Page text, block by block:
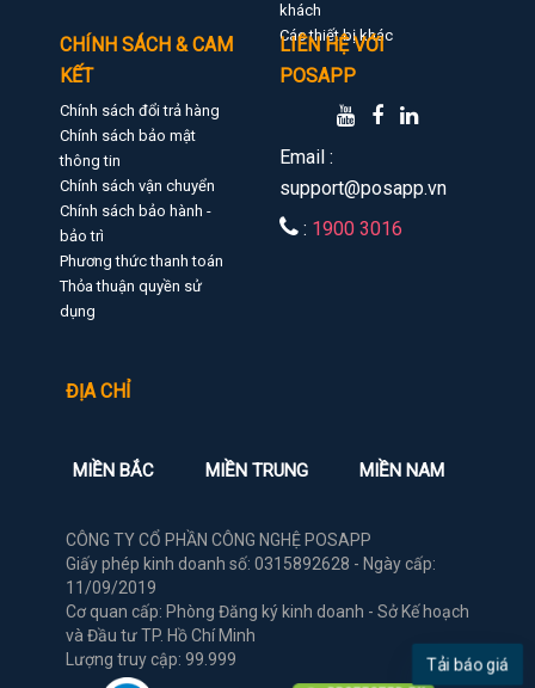
khách
Các thiết bị khác
CHÍNH SÁCH & CAM
KẾT
Chính sách đổi trả hàng
Chính sách bảo mật
thông tin
Chính sách vận chuyển
Chính sách bảo hành -
bảo trì
Phương thức thanh toán
Thỏa thuận quyền sử
dụng
LIÊN HỆ VỚI
POSAPP
Email :
support@posapp.vn
: 1900 3016
ĐỊA CHỈ
MIỀN BẮC MIỀN TRUNG MIỀN NAM
CÔNG TY CỔ PHẦN CÔNG NGHỆ POSAPP
Giấy phép kinh doanh số: 0315892628 - Ngày cấp:
11/09/2019
Cơ quan cấp: Phòng Đăng ký kinh doanh - Sở Kế hoạch
và Đầu tư TP. Hồ Chí Minh
Lượng truy cập: 99.999